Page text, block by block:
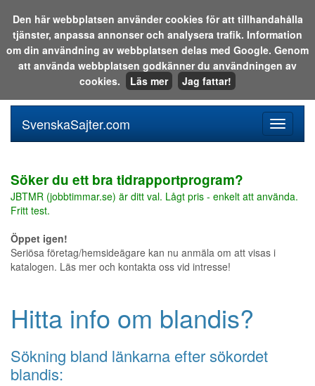
Sök i katalogen eller på webben:
meny
SvenskaSajter.com
Söker du ett bra tidrapportprogram?
JBTMR (jobbtimmar.se) är ditt val. Lågt pris - enkelt att använda.
Fritt test.
Öppet igen!
Seriösa företag/hemsideägare kan nu anmäla om att visas i
katalogen. Läs mer och kontakta oss vid intresse!
Hitta info om blandis?
Sökning bland länkarna efter sökordet
blandis:
Den här webbplatsen använder cookies för att tillhandahålla
tjänster, anpassa annonser och analysera trafik. Information
om din användning av webbplatsen delas med Google. Genom
att använda webbplatsen godkänner du användningen av
cookies.
Läs mer Jag fattar!